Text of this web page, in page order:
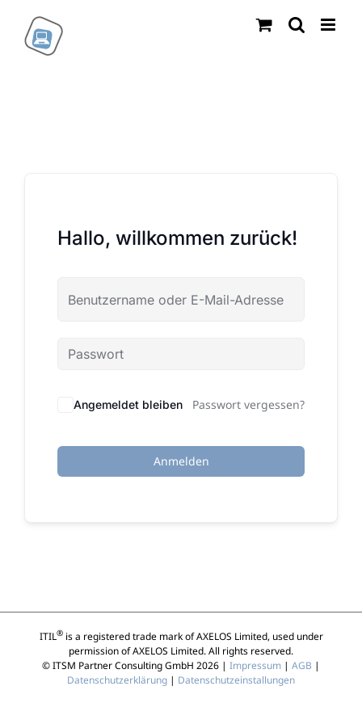
Inhalt
springen
Hallo, willkommen zurück!
Angemeldet bleiben Passwort vergessen?
Anmelden
ITIL®is a registered trade mark of AXELOS Limited, used under
permission of AXELOS Limited. All rights reserved.
© ITSM Partner Consulting GmbH 2026 | Impressum | AGB |
Datenschutzerklärung | Datenschutzeinstallungen